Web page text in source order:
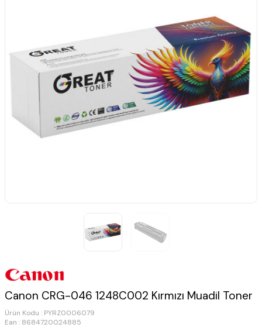
Canon CRG-046 1248C002 Kırmızı Muadil Toner
Ürün Kodu : PYRZ0006079
Ean : 8684720024885